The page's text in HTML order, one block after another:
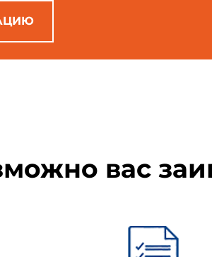
вас